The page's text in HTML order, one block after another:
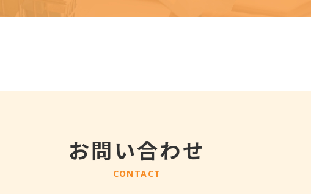
お問い合わせ
CONTACT